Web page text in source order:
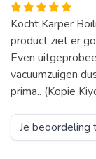
Kocht Karper
product ziet er
Even
vacuumzuigen
prima.. (Kopie
Je beoordeling